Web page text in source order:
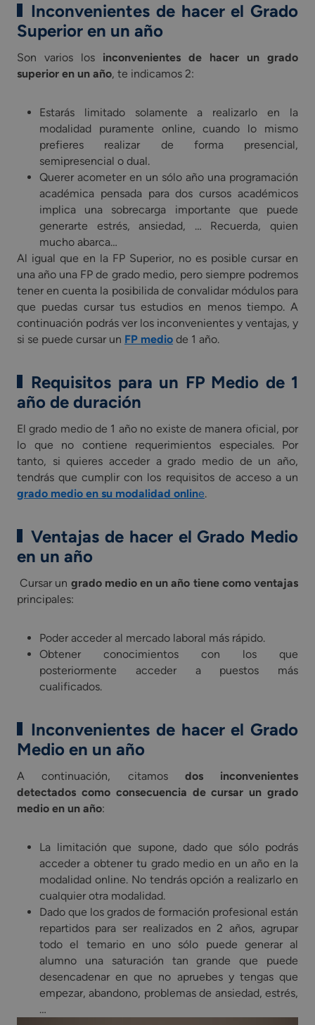
Inconvenientes de hacer el Grado
Superior en un año
Son varios los inconvenientes de hacer un grado
superior en un año, te indicamos 2:
Estarás limitado solamente a realizarlo en la
modalidad puramente online, cuando lo mismo
prefieres realizar de forma presencial,
semipresencial o dual.
Querer acometer en un sólo año una programación
académica pensada para dos cursos académicos
implica una sobrecarga importante que puede
generarte estrés, ansiedad, … Recuerda, quien
mucho abarca…
Al igual que en la FP Superior, no es posible cursar en
una año una FP de grado medio, pero siempre podremos
tener en cuenta la posibilida de convalidar módulos para
que puedas cursar tus estudios en menos tiempo. A
continuación podrás ver los inconvenientes y ventajas, y
si se puede cursar un FP medio de 1 año.
Requisitos para un FP Medio de 1
año de duración
El grado medio de 1 año no existe de manera oficial, por
lo que no contiene requerimientos especiales. Por
tanto, si quieres acceder a grado medio de un año,
tendrás que cumplir con los requisitos de acceso a un
grado medio en su modalidad online.
Ventajas de hacer el Grado Medio
en un año
Cursar un grado medio en un año tiene como ventajas
principales:
Poder acceder al mercado laboral más rápido.
Obtener conocimientos con los que
posteriormente acceder a puestos más
cualificados.
Inconvenientes de hacer el Grado
Medio en un año
A continuación, citamos dos inconvenientes
detectados como consecuencia de cursar un grado
medio en un año:
La limitación que supone, dado que sólo podrás
acceder a obtener tu grado medio en un año en la
modalidad online. No tendrás opción a realizarlo en
cualquier otra modalidad.
Dado que los grados de formación profesional están
repartidos para ser realizados en 2 años, agrupar
todo el temario en uno sólo puede generar al
alumno una saturación tan grande que puede
desencadenar en que no apruebes y tengas que
empezar, abandono, problemas de ansiedad, estrés,
…